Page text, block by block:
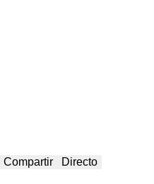
Compartir Directo